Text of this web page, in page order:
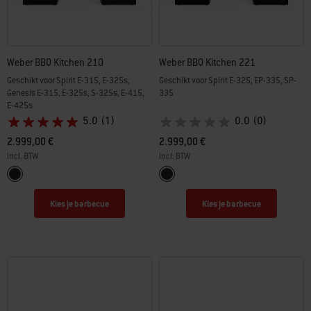
Weber BBQ Kitchen 210
Geschikt voor Spirit E-315, E-325s,
Genesis E-315, E-325s, S-325s, E-415,
E-425s
5.0 (1)
2.999,00 €
incl. BTW
Color Options
Zwart
Kies je barbecue
Weber BBQ Kitchen 221
Geschikt voor Spirit E-325, EP-335, SP-
335
0.0 (0)
2.999,00 €
incl. BTW
Color Options
Zwart
Kies je barbecue